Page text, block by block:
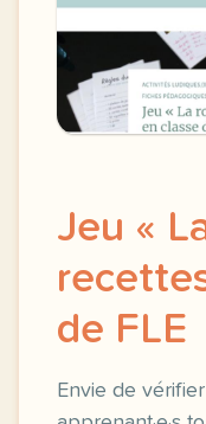
Jeu «
de FLE
Envie de